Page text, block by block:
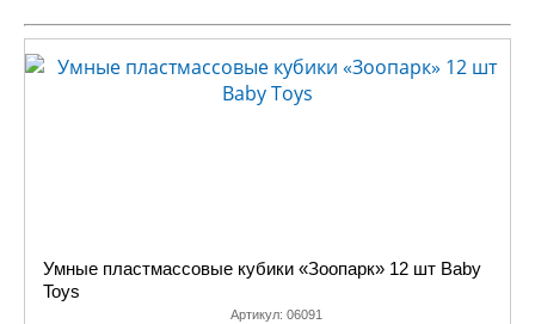
педагоги и родители.
Умные пластмассовые кубики «Зоопарк» 12 шт Baby
Toys
Артикул: 06091